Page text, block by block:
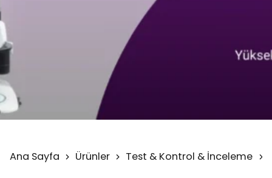
Ana Sayfa Ürünler Test & Kontrol & İnceleme